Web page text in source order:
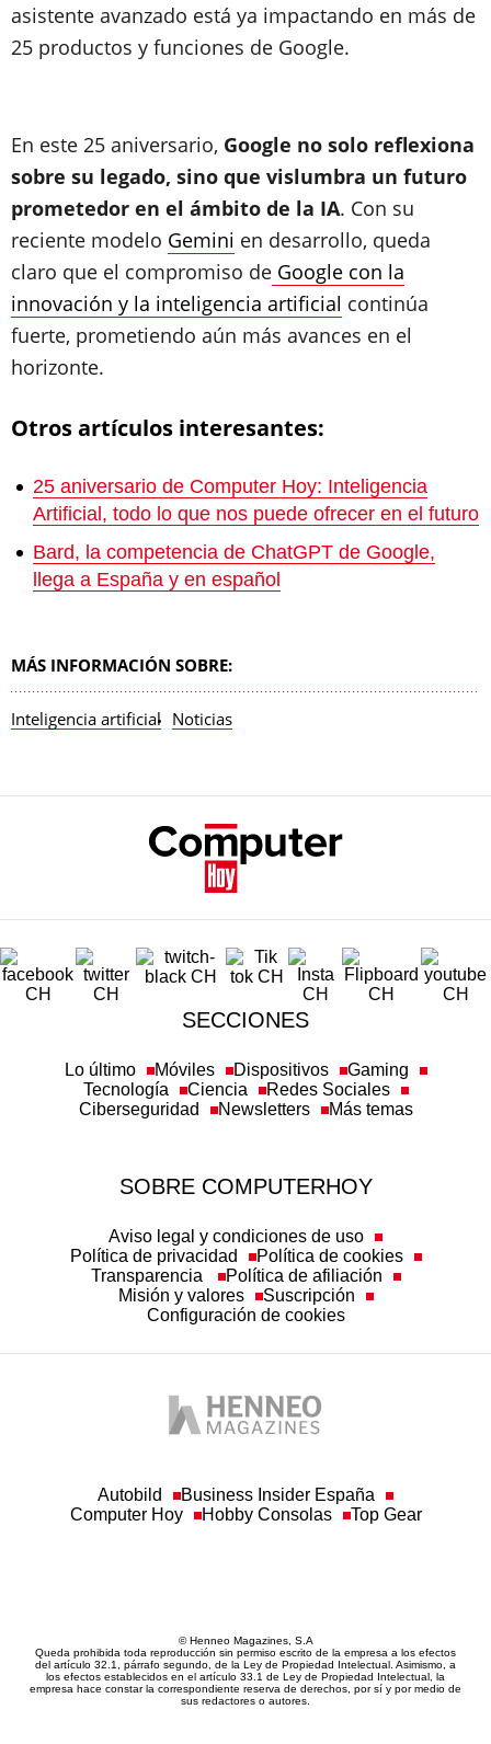
asistente avanzado está ya impactando en más de
25 productos y funciones de Google.
En este 25 aniversario, Google no solo reflexiona
sobre su legado, sino que vislumbra un futuro
prometedor en el ámbito de la IA. Con su
reciente modelo Gemini en desarrollo, queda
claro que el compromiso de Google con la
innovación y la inteligencia artificial continúa
fuerte, prometiendo aún más avances en el
horizonte.
Otros artículos interesantes:
25 aniversario de Computer Hoy: Inteligencia
Artificial, todo lo que nos puede ofrecer en el futuro
Bard, la competencia de ChatGPT de Google,
llega a España y en español
MÁS INFORMACIÓN SOBRE:
Inteligencia artificial Noticias
SECCIONES
Lo último Móviles Dispositivos
Gaming
Tecnología
Ciencia
Redes Sociales
Ciberseguridad
Newsletters Más temas
SOBRE COMPUTERHOY
Aviso legal y condiciones de uso
Política de privacidad
Política de cookies
Transparencia
Política de afiliación
Misión y valores
Suscripción
Configuración de cookies
Autobild
Business Insider España
Computer Hoy
Hobby Consolas Top Gear
© Henneo Magazines, S.A
Queda prohibida toda reproducción sin permiso escrito de la empresa a los efectos
del artículo 32.1, párrafo segundo, de la Ley de Propiedad Intelectual. Asimismo, a
los efectos establecidos en el artículo 33.1 de Ley de Propiedad Intelectual, la
empresa hace constar la correspondiente reserva de derechos, por sí y por medio de
sus redactores o autores.